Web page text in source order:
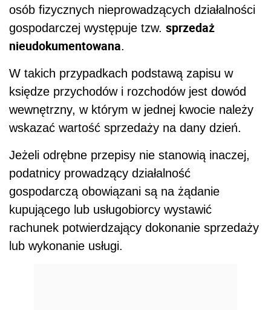
osób fizycznych nieprowadzących działalności
gospodarczej występuje tzw. sprzedaż
nieudokumentowana.
W takich przypadkach podstawą zapisu w
księdze przychodów i rozchodów jest dowód
wewnętrzny, w którym w jednej kwocie należy
wskazać wartość sprzedaży na dany dzień.
Jeżeli odrębne przepisy nie stanowią inaczej,
podatnicy prowadzący działalność
gospodarczą obowiązani są na żądanie
kupującego lub usługobiorcy wystawić
rachunek potwierdzający dokonanie sprzedaży
lub wykonanie usługi.